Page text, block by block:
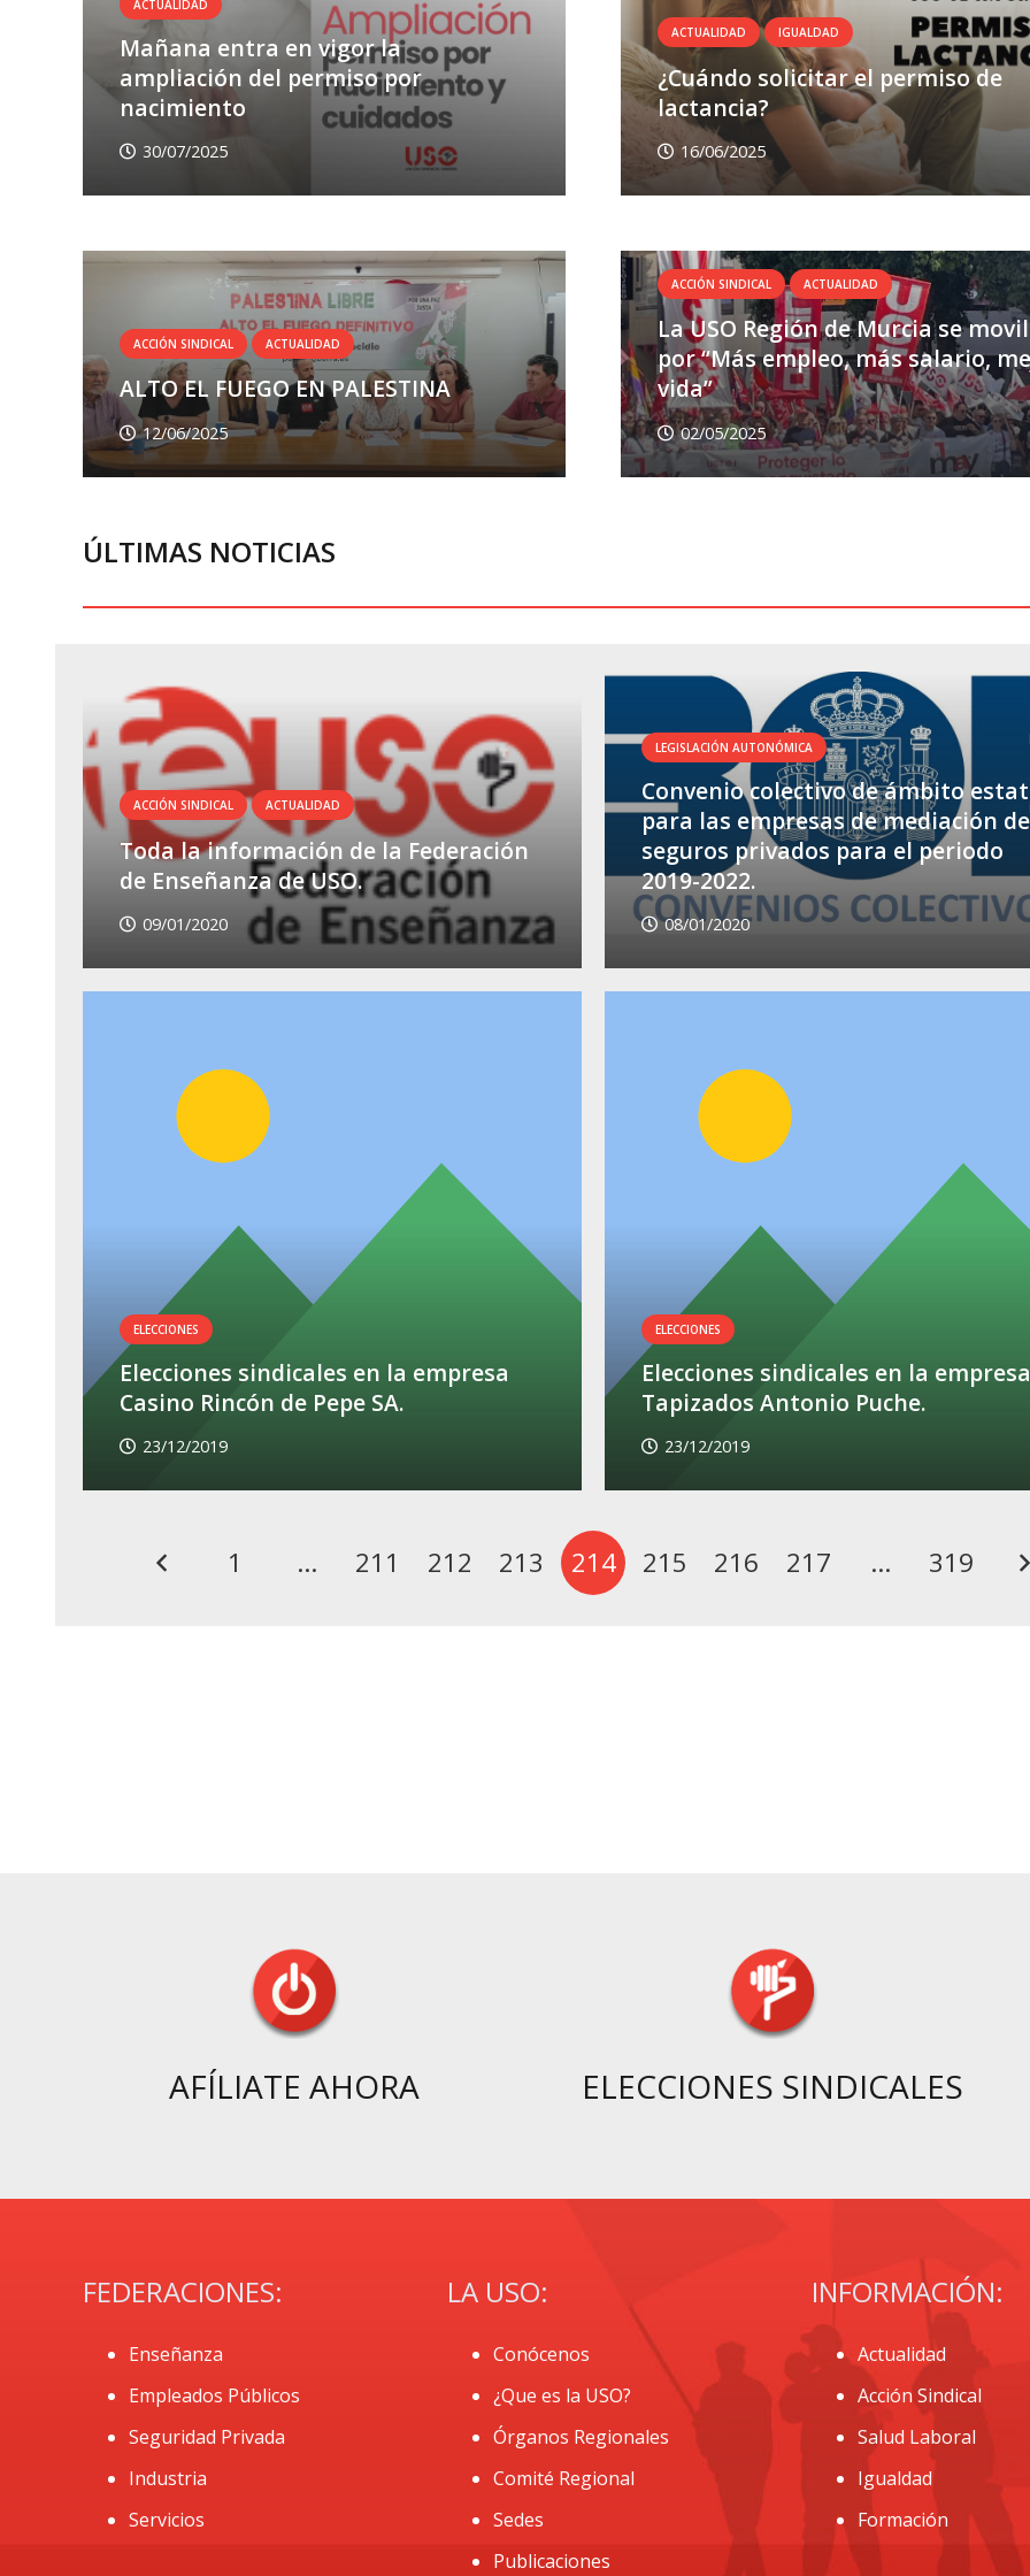
ACTUALIDAD
Mañana entra en vigor la
ampliación del permiso por
nacimiento
30/07/2025
ACTUALIDAD IGUALDAD
¿Cuándo solicitar el permiso de
lactancia?
16/06/2025
ACCIÓN SINDICAL ACTUALIDAD
ALTO EL FUEGO EN PALESTINA
12/06/2025
ACCIÓN SINDICAL ACTUALIDAD
La USO Región de Murcia se
por “Más empleo, más salario,
vida”
02/05/2025
ÚLTIMAS NOTICIAS
ACCIÓN SINDICAL ACTUALIDAD
Toda la información de la Federación
de Enseñanza de USO.
09/01/2020
LEGISLACIÓN AUTONÓMICA
Convenio colectivo de ámbito
para las empresas de mediación de
seguros privados para el periodo
2019-2022.
08/01/2020
ELECCIONES
Elecciones sindicales en la empresa
Casino Rincón de Pepe SA.
23/12/2019
ELECCIONES
Elecciones sindicales en la empresa
Tapizados Antonio Puche.
23/12/2019
1 … 211 212 213 214 215 216 217 … 319
AFÍLIATE AHORA ELECCIONES SINDICALES
FEDERACIONES:
Enseñanza
Empleados Públicos
Seguridad Privada
Industria
Servicios
LA USO:
Conócenos
¿Que es la USO?
Órganos Regionales
Comité Regional
Sedes
Publicaciones
INFORMACIÓN:
Actualidad
Acción Sindical
Salud Laboral
Igualdad
Formación